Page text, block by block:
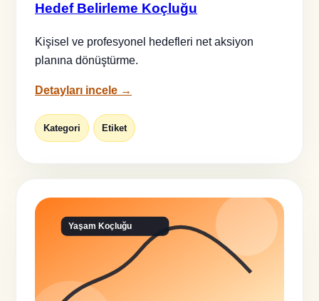
Hedef Belirleme Koçluğu
Kişisel ve profesyonel hedefleri net aksiyon
planına dönüştürme.
Detayları incele →
Kategori Etiket